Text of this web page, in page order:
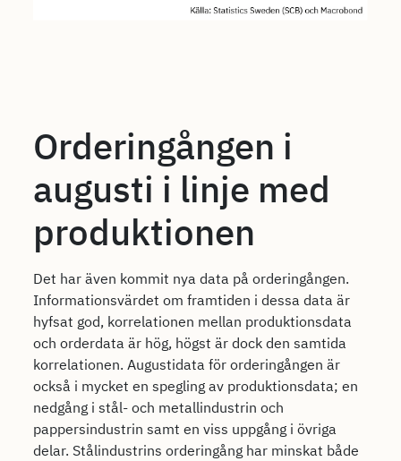
Orderingången i
augusti i linje med
produktionen
Det har även kommit nya data på orderingången.
Informationsvärdet om framtiden i dessa data är
hyfsat god, korrelationen mellan produktionsdata
och orderdata är hög, högst är dock den samtida
korrelationen. Augustidata för orderingången är
också i mycket en spegling av produktionsdata; en
nedgång i stål- och metallindustrin och
pappersindustrin samt en viss uppgång i övriga
delar. Stålindustrins orderingång har minskat både